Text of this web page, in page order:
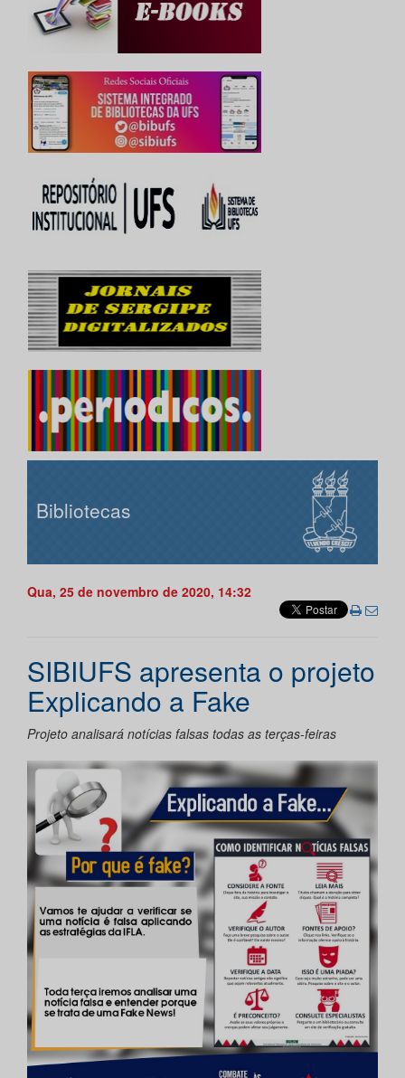
Bibliotecas
Qua, 25 de novembro de 2020, 14:32
SIBIUFS apresenta o projeto
Explicando a Fake
Projeto analisará notícias falsas todas as terças-feiras